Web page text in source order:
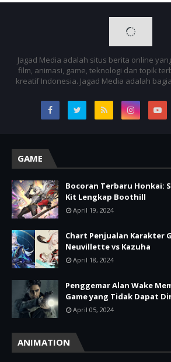
Jagad Media adalah situs berita online
film, animasi, game, teknologi dan topik
kreatif Indonesia. Jagad Media adalah
GAME
Bocoran Terbaru Honkai:
Kit Lengkap Boothill
April 19, 2024
Chart Penjualan Karakter
Neuvillette vs Kazuha
April 18, 2024
Penggemar Alan Wake
Game yang Tidak Dapat
April 05, 2024
ANIMATION